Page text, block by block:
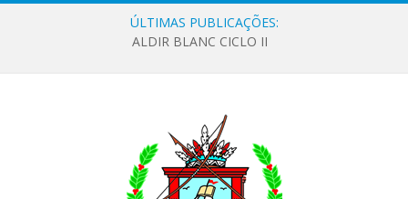
ÚLTIMAS PUBLICAÇÕES:
ALDIR BLANC CICLO II